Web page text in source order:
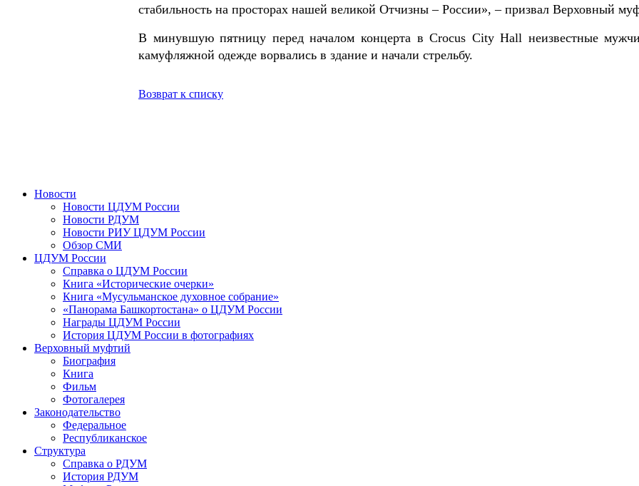
стабильность на просторах нашей великой Отчизны – России», – призвал Верховный
В минувшую пятницу перед началом концерта в Crocus City Hall неизвестные
камуфляжной одежде ворвались в здание и начали стрельбу.
Возврат к списку
Новости
Новости ЦДУМ России
Новости РДУМ
Новости РИУ ЦДУМ России
Обзор СМИ
ЦДУМ России
Справка о ЦДУМ России
Книга «Исторические очерки»
Книга «Мусульманское духовное собрание»
«Панорама Башкортостана» о ЦДУМ России
Награды ЦДУМ России
История ЦДУМ России в фотографиях
Верховный муфтий
Биография
Книга
Фильм
Фотогалерея
Законодательство
Федеральное
Республиканское
Структура
Справка о РДУМ
История РДУМ